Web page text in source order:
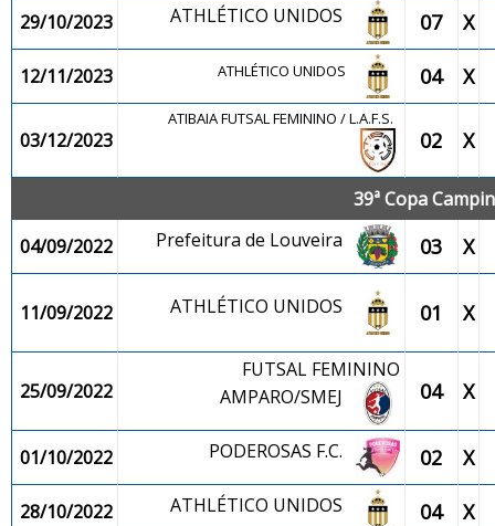
29/10/2023 ATHLÉTICO UNIDOS 07 X
12/11/2023 ATHLÉTICO UNIDOS 04 X
03/12/2023
ATIBAIA FUTSAL FEMININO / L.A.F.S.
02 X
39ª Copa
04/09/2022
Prefeitura de Louveira 03 X
11/09/2022 ATHLÉTICO UNIDOS 01 X
25/09/2022
FUTSAL FEMININO
AMPARO/SMEJ
04 X
01/10/2022 PODEROSAS F.C. 02 X
28/10/2022 ATHLÉTICO UNIDOS 04 X